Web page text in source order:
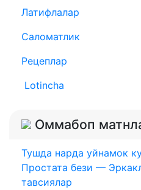
Латифлалар
Саломатлик
Рецеплар
Lotincha
Оммабоп
Тушда нарда уйнамок
Простата бези —
тавсиялар